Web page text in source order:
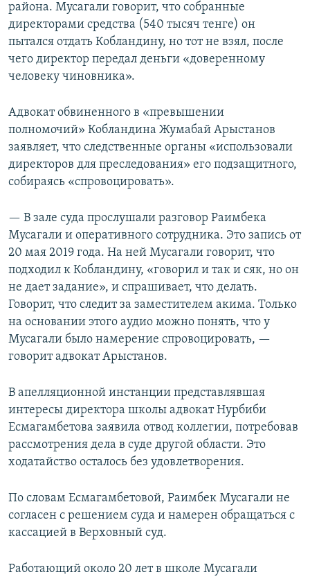
района. Мусагали говорит, что собранные
директорами средства (540 тысяч тенге) он
пытался отдать Кобландину, но тот не взял, после
чего директор передал деньги «доверенному
человеку чиновника».
Адвокат обвиненного в «превышении
полномочий» Кобландина Жумабай Арыстанов
заявляет, что следственные органы «использовали
директоров для преследования» его подзащитного,
собираясь «спровоцировать».
— В зале суда прослушали разговор Раимбека
Мусагали и оперативного сотрудника. Это запись от
20 мая 2019 года. На ней Мусагали говорит, что
подходил к Кобландину, «говорил и так и сяк, но он
не дает задание», и спрашивает, что делать.
Говорит, что следит за заместителем акима. Только
на основании этого аудио можно понять, что у
Мусагали было намерение спровоцировать, —
говорит адвокат Арыстанов.
В апелляционной инстанции представлявшая
интересы директора школы адвокат Нурбиби
Есмагамбетова заявила отвод коллегии, потребовав
рассмотрения дела в суде другой области. Это
ходатайство осталось без удовлетворения.
По словам Есмагамбетовой, Раимбек Мусагали не
согласен с решением суда и намерен обращаться с
кассацией в Верховный суд.
Работающий около 20 лет в школе Мусагали